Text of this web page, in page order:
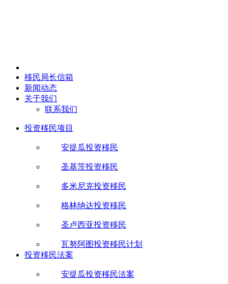
移民局长信箱
新闻动态
关于我们
联系我们
投资移民项目
安提瓜投资移民
圣基茨投资移民
多米尼克投资移民
格林纳达投资移民
圣卢西亚投资移民
瓦努阿图投资移民计划
投资移民法案
安提瓜投资移民法案